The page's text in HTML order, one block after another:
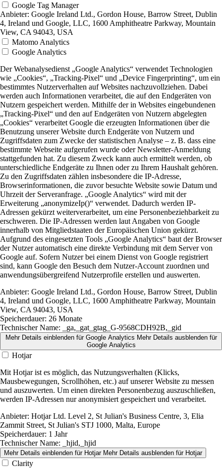
Google Tag Manager
Anbieter: Google Ireland Ltd., Gordon House, Barrow Street, Dublin
4, Ireland und Google, LLC, 1600 Amphitheatre Parkway, Mountain
View, CA 94043, USA
Matomo Analytics
Google Analytics
Der Webanalysedienst „Google Analytics“ verwendet Technologien
wie „Cookies“, „Tracking-Pixel“ und „Device Fingerprinting“, um ein
bestimmtes Nutzerverhalten auf Websites nachzuvollziehen. Dabei
werden auch Informationen verarbeitet, die auf den Endgeräten von
Nutzern gespeichert werden. Mithilfe der in Websites eingebundenen
„Tracking-Pixel“ und den auf Endgeräten von Nutzern abgelegten
„Cookies“ verarbeitet Google die erzeugten Informationen über die
Benutzung unserer Website durch Endgeräte von Nutzern und
Zugriffsdaten zum Zwecke der statistischen Analyse – z. B. dass eine
bestimmte Webseite aufgerufen wurde oder Newsletter-Anmeldung
stattgefunden hat. Zu diesem Zweck kann auch ermittelt werden, ob
unterschiedliche Endgeräte zu Ihnen oder zu Ihrem Haushalt gehören.
Zu den Zugriffsdaten zählen insbesondere die IP-Adresse,
Browserinformationen, die zuvor besuchte Website sowie Datum und
Uhrzeit der Serveranfrage. „Google Analytics“ wird mit der
Erweiterung „anonymizeIp()“ verwendet. Dadurch werden IP-
Adressen gekürzt weiterverarbeitet, um eine Personenbeziehbarkeit zu
erschweren. Die IP-Adressen werden laut Angaben von Google
innerhalb von Mitgliedstaaten der Europäischen Union gekürzt.
Aufgrund des eingesetzten Tools „Google Analytics“ baut der Browser
der Nutzer automatisch eine direkte Verbindung mit dem Server von
Google auf. Sofern Nutzer bei einem Dienst von Google registriert
sind, kann Google den Besuch dem Nutzer-Account zuordnen und
anwendungsübergreifend Nutzerprofile erstellen und auswerten.
Anbieter: Google Ireland Ltd., Gordon House, Barrow Street, Dublin
4, Ireland und Google, LLC, 1600 Amphitheatre Parkway, Mountain
View, CA 94043, USA
Speicherdauer: 26 Monate
Technischer Name: _ga,_gat_gtag_G-9568CDH92B,_gid
Mehr Details einblendenfür Google Analytics Mehr Details ausblendenfür
Google Analytics
Hotjar
Mit Hotjar ist es möglich, das Nutzungsverhalten (Klicks,
Mausbewegungen, Scrollhöhen, etc.) auf unserer Website zu messen
und auszuwerten. Um einen direkten Personenbezug auszuschließen,
werden IP-Adressen nur anonymisiert gespeichert und verarbeitet.
Anbieter: Hotjar Ltd. Level 2, St Julian's Business Centre, 3, Elia
Zammit Street, St Julian's STJ 1000, Malta, Europe
Speicherdauer: 1 Jahr
Technischer Name: _hjid,_hjid
Mehr Details einblenden für Hotjar Mehr Details ausblenden für Hotjar
Clarity